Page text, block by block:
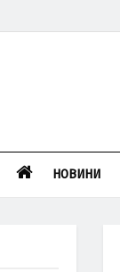
НОВИНИ